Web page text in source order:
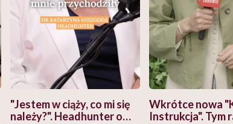
"Jestem w ciąży, co mi się
należy?". Headhunter o
Wkrótce nowa
Instrukcja". Tym